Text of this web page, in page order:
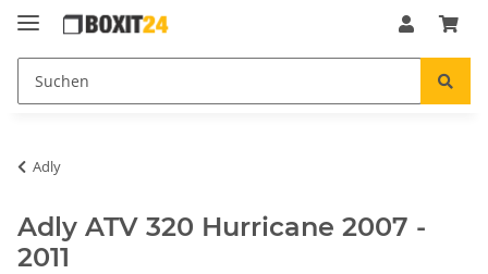
Adly
Adly ATV 320 Hurricane 2007 -
2011